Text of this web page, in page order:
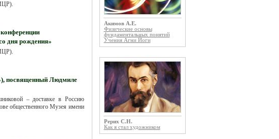
дня рождения»
посвященный Людмиле
– доставке в Россию
общественного Музея имени
Акимов А.Е.
Физические основы
фундаментальных понятий
Учения Агни Йоги
Рерих С.Н.
Как я стал художником